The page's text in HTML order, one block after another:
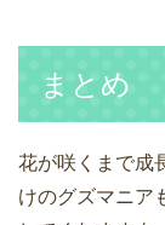
まとめ
花が咲くまで成
けのグズマニア